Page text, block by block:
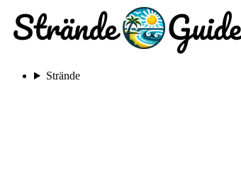
Strände